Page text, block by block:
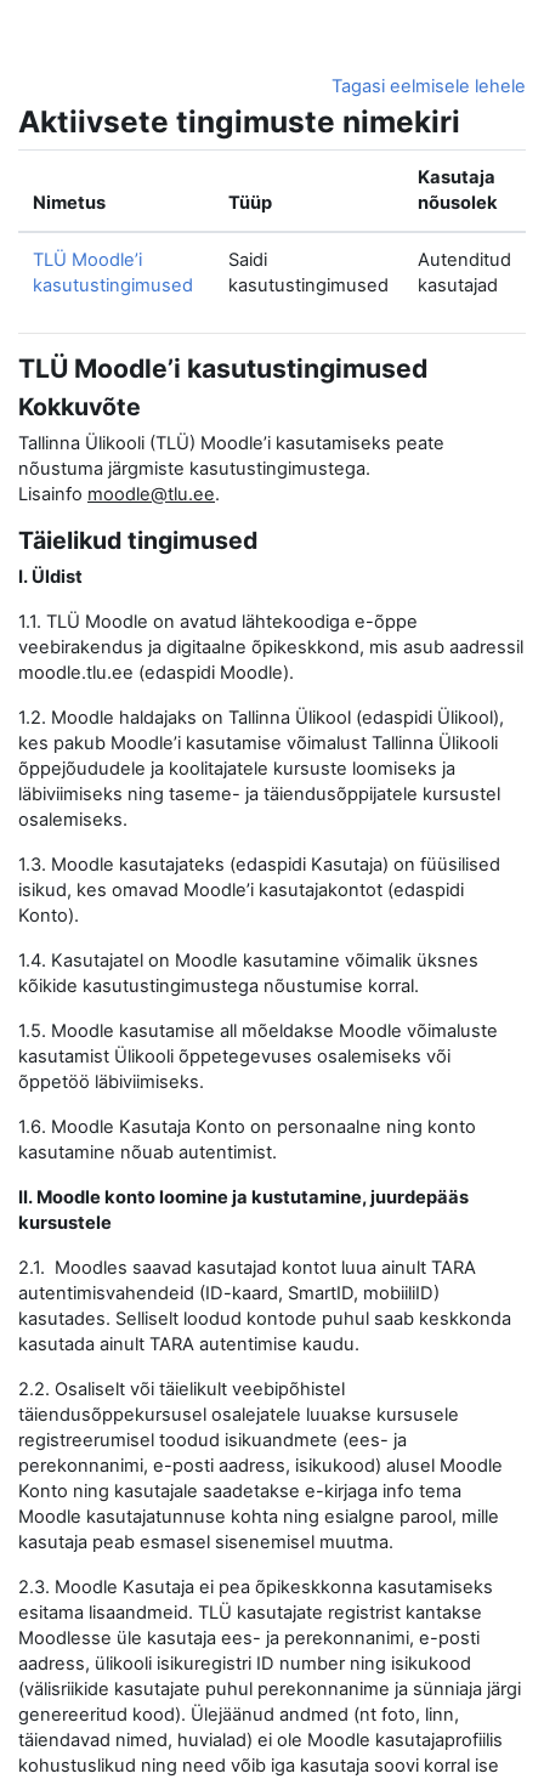
Tagasi eelmisele lehele
Aktiivsete tingimuste nimekiri
Nimetus Tüüp
Kasutaja
nõusolek
TLÜ Moodle’i
kasutustingimused
Saidi
kasutustingimused
Autenditud
kasutajad
TLÜ Moodle’i kasutustingimused
Kokkuvõte
Tallinna Ülikooli (TLÜ) Moodle’i kasutamiseks peate
nõustuma järgmiste kasutustingimustega.
Lisainfo moodle@tlu.ee.
Täielikud tingimused
I. Üldist
1.1. TLÜ Moodle on avatud lähtekoodiga e-õppe
veebirakendus ja digitaalne õpikeskkond, mis asub aadressil
moodle.tlu.ee (edaspidi Moodle).
1.2. Moodle haldajaks on Tallinna Ülikool (edaspidi Ülikool),
kes pakub Moodle’i kasutamise võimalust Tallinna Ülikooli
õppejõududele ja koolitajatele kursuste loomiseks ja
läbiviimiseks ning taseme- ja täiendusõppijatele kursustel
osalemiseks.
1.3. Moodle kasutajateks (edaspidi Kasutaja) on füüsilised
isikud, kes omavad Moodle’i kasutajakontot (edaspidi
Konto).
1.4. Kasutajatel on Moodle kasutamine võimalik üksnes
kõikide kasutustingimustega nõustumise korral.
1.5. Moodle kasutamise all mõeldakse Moodle võimaluste
kasutamist Ülikooli õppetegevuses osalemiseks või
õppetöö läbiviimiseks.
1.6. Moodle Kasutaja Konto on personaalne ning konto
kasutamine nõuab autentimist.
II. Moodle konto loomine ja kustutamine, juurdepääs
kursustele
2.1. Moodles saavad kasutajad kontot luua ainult TARA
autentimisvahendeid (ID-kaard, SmartID, mobiiliID)
kasutades. Selliselt loodud kontode puhul saab keskkonda
kasutada ainult TARA autentimise kaudu.
2.2. Osaliselt või täielikult veebipõhistel
täiendusõppekursusel osalejatele luuakse kursusele
registreerumisel toodud isikuandmete (ees- ja
perekonnanimi, e-posti aadress, isikukood) alusel Moodle
Konto ning kasutajale saadetakse e-kirjaga info tema
Moodle kasutajatunnuse kohta ning esialgne parool, mille
kasutaja peab esmasel sisenemisel muutma.
2.3. Moodle Kasutaja ei pea õpikeskkonna kasutamiseks
esitama lisaandmeid. TLÜ kasutajate registrist kantakse
Moodlesse üle kasutaja ees- ja perekonnanimi, e-posti
aadress, ülikooli isikuregistri ID number ning isikukood
(välisriikide kasutajate puhul perekonnanime ja sünniaja järgi
genereeritud kood). Ülejäänud andmed (nt foto, linn,
täiendavad nimed, huvialad) ei ole Moodle kasutajaprofiilis
kohustuslikud ning need võib iga kasutaja soovi korral ise